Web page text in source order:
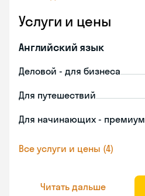
Услуги и цены
Английский язык
Деловой - для бизнеса
Для путешествий
Для начинающих - премиум
Все услуги и цены (4)
Читать дальше